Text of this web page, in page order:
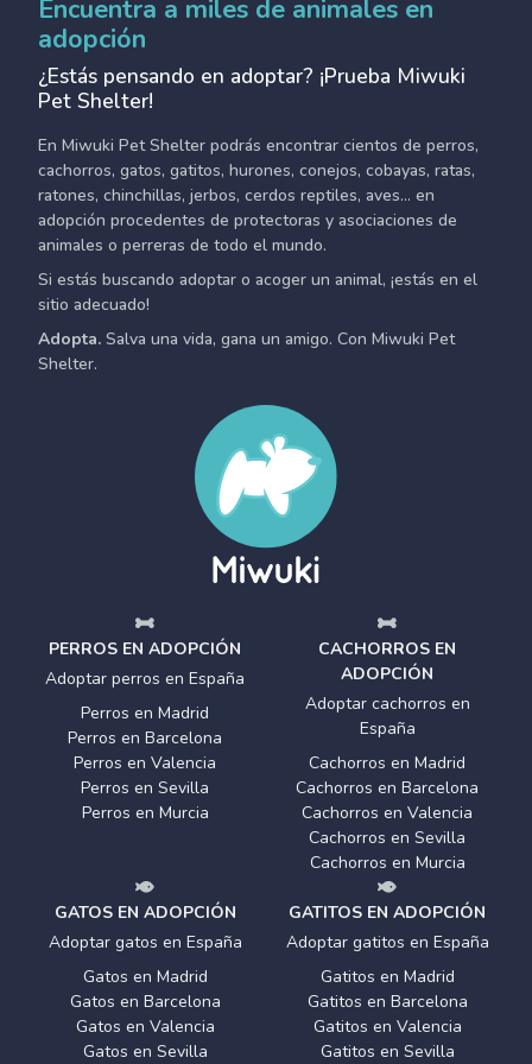
Encuentra a miles de animales en
adopción
¿Estás pensando en adoptar? ¡Prueba Miwuki
Pet Shelter!
En Miwuki Pet Shelter podrás encontrar cientos de perros,
cachorros, gatos, gatitos, hurones, conejos, cobayas, ratas,
ratones, chinchillas, jerbos, cerdos reptiles, aves... en
adopción procedentes de protectoras y asociaciones de
animales o perreras de todo el mundo.
Si estás buscando adoptar o acoger un animal, ¡estás en el
sitio adecuado!
Adopta. Salva una vida, gana un amigo. Con Miwuki Pet
Shelter.
PERROS EN ADOPCIÓN
Adoptar perros en España
Perros en Madrid
Perros en Barcelona
Perros en Valencia
Perros en Sevilla
Perros en Murcia
CACHORROS EN
ADOPCIÓN
Adoptar cachorros en
España
Cachorros en Madrid
Cachorros en Barcelona
Cachorros en Valencia
Cachorros en Sevilla
Cachorros en Murcia
GATOS EN ADOPCIÓN
Adoptar gatos en España
Gatos en Madrid
Gatos en Barcelona
Gatos en Valencia
Gatos en Sevilla
GATITOS EN ADOPCIÓN
Adoptar gatitos en España
Gatitos en Madrid
Gatitos en Barcelona
Gatitos en Valencia
Gatitos en Sevilla